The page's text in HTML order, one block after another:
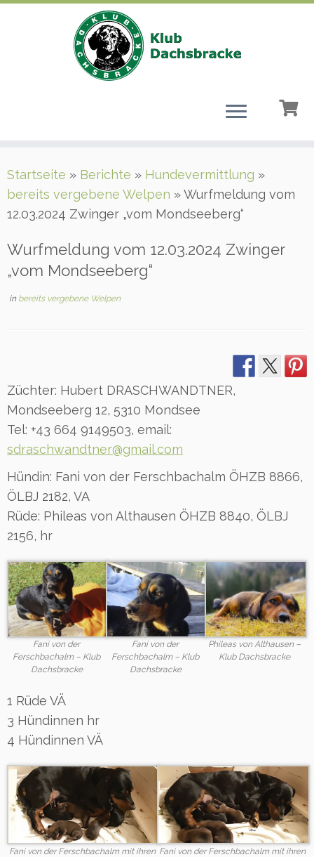
Inhalt
springen
Startseite » Berichte » Hundevermittlung »
bereits vergebene Welpen »Wurfmeldung vom
12.03.2024 Zwinger „vom Mondseeberg“
Wurfmeldung vom 12.03.2024 Zwinger
„vom Mondseeberg“
in bereits vergebene Welpen
Züchter: Hubert DRASCHWANDTNER,
Mondseeberg 12, 5310 Mondsee
Tel: +43 664 9149503, email:
sdraschwandtner@gmail.com
Hündin: Fani von der Ferschbachalm ÖHZB 8866,
ÖLBJ 2182, VA
Rüde: Phileas von Althausen ÖHZB 8840, ÖLBJ
2156, hr
Fani von der
Ferschbachalm – Klub
Dachsbracke
Fani von der
Ferschbachalm – Klub
Dachsbracke
Phileas von Althausen –
Klub Dachsbracke
1 Rüde VÄ
3 Hündinnen hr
4 Hündinnen VÄ
Fani von der Ferschbachalm mit ihren Fani von der Ferschbachalm mit ihren